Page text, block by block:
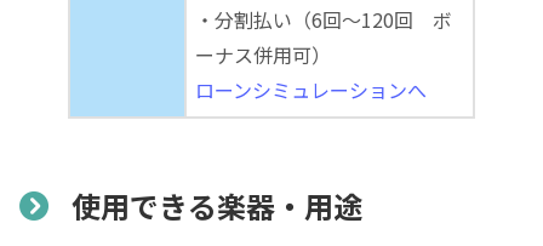
・分割払い（6回～120回 ボ
ーナス併用可）
ローンシミュレーションへ
使用できる楽器・用途